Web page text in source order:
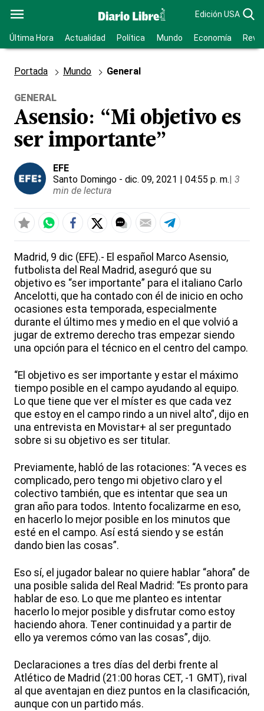
Edición USA
Última Hora Actualidad Política Mundo Economía
Portada Mundo General
GENERAL
Asensio: “Mi objetivo es
ser importante”
EFE
Santo Domingo - dic. 09, 2021 | 04:55 p. m.| 3
min de lectura
Madrid, 9 dic (EFE).- El español Marco Asensio,
futbolista del Real Madrid, aseguró que su
objetivo es “ser importante” para el italiano Carlo
Ancelotti, que ha contado con él de inicio en ocho
ocasiones esta temporada, especialmente
durante el último mes y medio en el que volvió a
jugar de extremo derecho tras empezar siendo
una opción para el técnico en el centro del campo.
“El objetivo es ser importante y estar el máximo
tiempo posible en el campo ayudando al equipo.
Lo que tiene que ver el míster es que cada vez
que estoy en el campo rindo a un nivel alto”, dijo en
una entrevista en Movistar+ al ser preguntado
sobre si su objetivo es ser titular.
Previamente, habló de las rotaciones: “A veces es
complicado, pero tengo mi objetivo claro y el
colectivo también, que es intentar que sea un
gran año para todos. Intento focalizarme en eso,
en hacerlo lo mejor posible en los minutos que
esté en el campo. Así está siendo y se están
dando bien las cosas”.
Eso sí, el jugador balear no quiere hablar “ahora” de
una posible salida del Real Madrid: “Es pronto para
hablar de eso. Lo que me planteo es intentar
hacerlo lo mejor posible y disfrutar como estoy
haciendo ahora. Tener continuidad y a partir de
ello ya veremos cómo van las cosas”, dijo.
Declaraciones a tres días del derbi frente al
Atlético de Madrid (21:00 horas CET, -1 GMT), rival
al que aventajan en diez puntos en la clasificación,
aunque con un partido más.